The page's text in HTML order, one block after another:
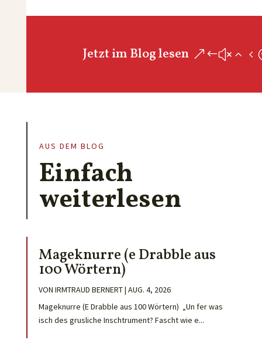
Jetzt im Blog lesen
AUS DEM BLOG
Einfach
weiterlesen
Mageknurre (e Drabble aus
100 Wörtern)
VON IRMTRAUD BERNERT| AUG. 4, 2026
Mageknurre (E Drabble aus 100 Wörtern) „Un fer was
isch des grusliche Inschtrument? Fascht wie e...